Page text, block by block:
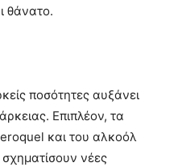
θάνατο.
ποσότητες αυξάνει
Επιπλέον, τα
και του αλκοόλ
νέες